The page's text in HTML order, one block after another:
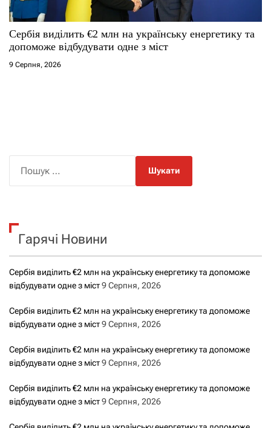
Сербія виділить €2 млн на українську енергетику та
допоможе відбудувати одне з міст
9 Серпня, 2026
к
Гарячі Новини
Сербія виділить €2 млн на українську енергетику та допоможе
відбудувати одне з міст9 Серпня, 2026
Сербія виділить €2 млн на українську енергетику та допоможе
відбудувати одне з міст9 Серпня, 2026
Сербія виділить €2 млн на українську енергетику та допоможе
відбудувати одне з міст9 Серпня, 2026
Сербія виділить €2 млн на українську енергетику та допоможе
відбудувати одне з міст9 Серпня, 2026